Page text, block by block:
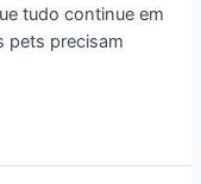
tudo continue em
pets precisam